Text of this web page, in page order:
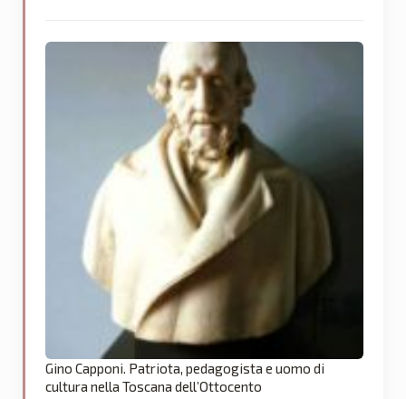
Gino Capponi. Patriota, pedagogista e uomo di
cultura nella Toscana dell’Ottocento